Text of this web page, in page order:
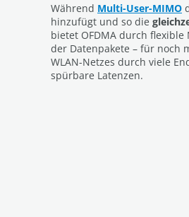
Während Multi-User-MIMO
hinzufügt und so die
bietet OFDMA durch
der Datenpakete – für noch
WLAN-Netzes durch viele
spürbare Latenzen.